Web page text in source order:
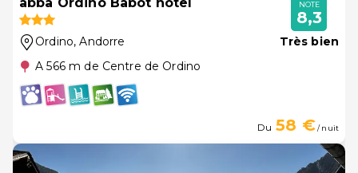
Ordino, Andorre
A 566 m de Centre de Ordino
NOTE
8,3
Très bien
Du 58 €/ nuit